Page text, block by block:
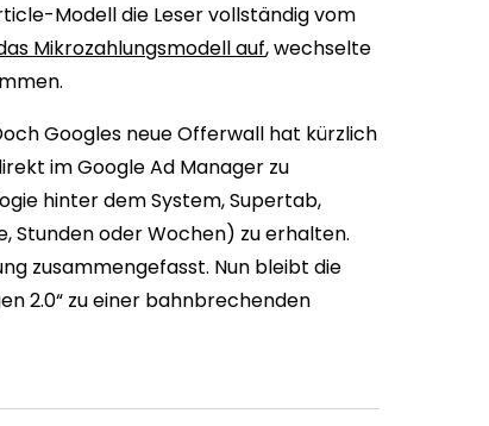
Modell die Leser vollständig vom
Mikrozahlungsmodell auf, wechselte
Googles neue Offerwall hat kürzlich
im Google Ad Manager zu
hinter dem System, Supertab,
Stunden oder Wochen) zu erhalten.
zusammengefasst. Nun bleibt die
2.0“ zu einer bahnbrechenden